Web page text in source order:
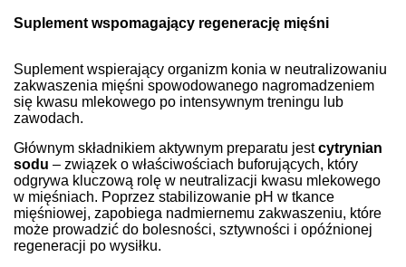
Suplement wspomagający regenerację mięśni
Suplement wspierający organizm konia w neutralizowaniu
zakwaszenia mięśni spowodowanego nagromadzeniem
się kwasu mlekowego po intensywnym treningu lub
zawodach.
Głównym składnikiem aktywnym preparatu jestcytrynian
sodu – związek o właściwościach buforujących, który
odgrywa kluczową rolę w neutralizacji kwasu mlekowego
w mięśniach. Poprzez stabilizowanie pH w tkance
mięśniowej, zapobiega nadmiernemu zakwaszeniu, które
może prowadzić do bolesności, sztywności i opóźnionej
regeneracji po wysiłku.